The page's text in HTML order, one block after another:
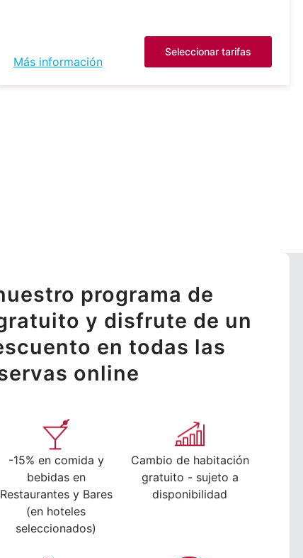
Más información
Seleccionar tarifas
programa de
y disfrute de un
en todas las
online
-15% en comida y
bebidas en
Restaurantes y Bares
(en hoteles
seleccionados)
Cambio de habitación
gratuito - sujeto a
disponibilidad